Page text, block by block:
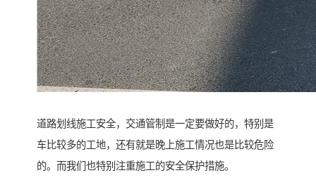
道路划线施工安全，交通管制是一定要做好的，特别是
车比较多的工地，还有就是晚上施工情况也是比较危险
的。而我们也特别注重施工的安全保护措施。